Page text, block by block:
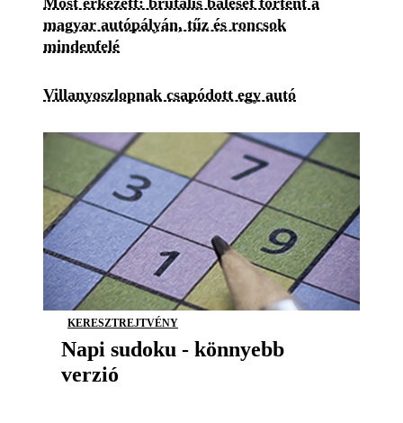
magyar autópályán, tűz és roncsok
mindenfelé
Villanyoszlopnak csapódott egy autó
KERESZTREJTVÉNY
Napi sudoku - könnyebb
verzió